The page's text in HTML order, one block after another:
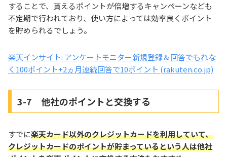
することで、貰えるポイントが倍増するキャンペーンなども
不定期で行われており、使い方によっては効率良くポイント
を貯められるでしょう。
楽天インサイト: アンケートモニター新規登録＆回答でもれな
く100ポイント+2ヵ月連続回答で10ポイント (rakuten.co.jp)
3-7 他社のポイントと交換する
すでに楽天カード以外のクレジットカードを利用していて、
クレジットカードのポイントが貯まっているという人は他社